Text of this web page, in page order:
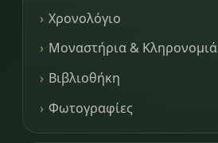
Χρονολόγιο
Μοναστήρια & Κληρονομιά
Βιβλιοθήκη
Φωτογραφίες